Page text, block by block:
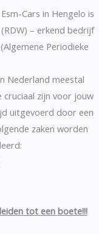
Cars in Hengelo is
– erkend bedrijf
Periodieke
Nederland meestal
cruciaal zijn voor jouw
uitgevoerd door een
zaken worden
tot een boete!!!